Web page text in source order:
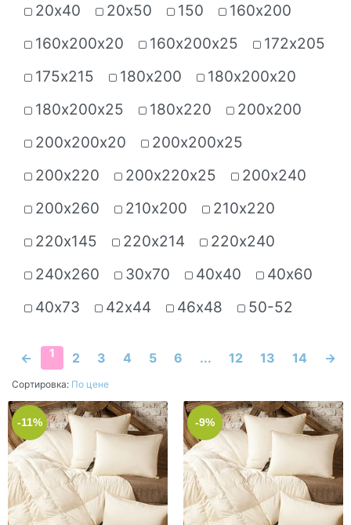
20х40
20х50 150
160х200
160х200х20
160х200х25
172х205
175х215
180х200
180х200х20
180х200х25
180х220
200х200
200х200х20
200х200х25
200х220
200х220х25
200х240
200х260
210х200
210х220
220х145
220х214
220х240
240х260
30х70 40х40
40х60
40х73
42х44 46х48
50-52
50х90
58х38х9
58х60 62х64
70х140
70х200
70х70
80х200
80х200х20
90х200
90х200х20
Евро макси
Набор дорожная
← 1 2 3 4 5 6 ... 12 13 14 →
Сортировка: По цене
-11% -9%